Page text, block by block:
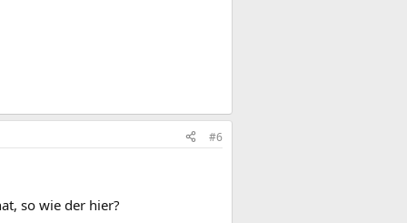
#6
so wie der hier?